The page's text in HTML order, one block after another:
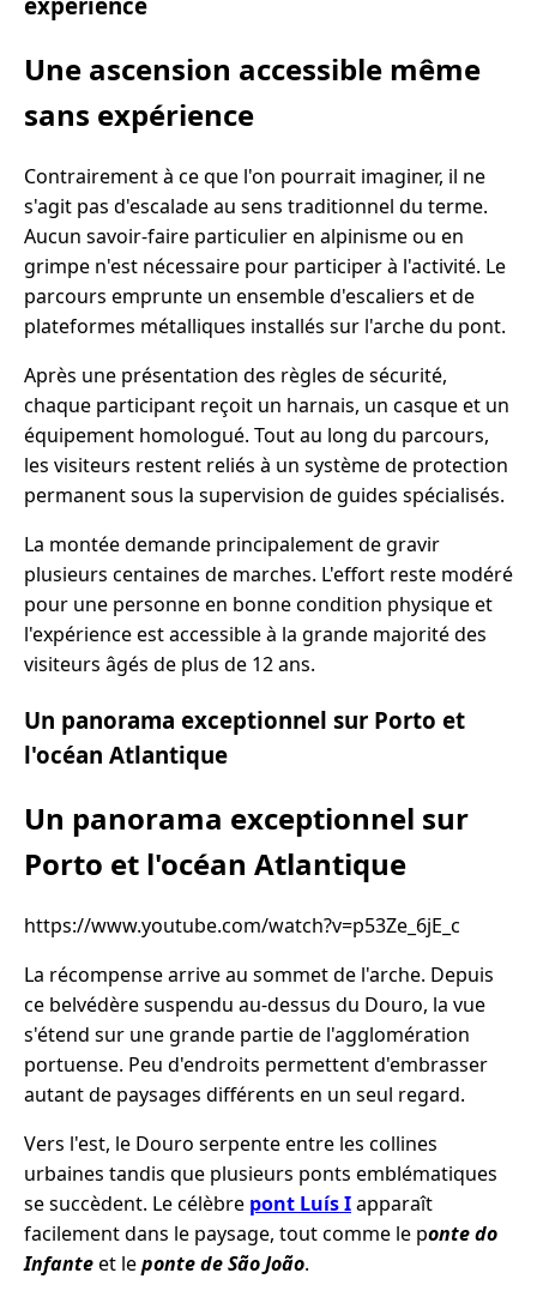
Une ascension accessible même
sans expérience
Contrairement à ce que l'on pourrait imaginer, il ne
s'agit pas d'escalade au sens traditionnel du terme.
Aucun savoir-faire particulier en alpinisme ou en
grimpe n'est nécessaire pour participer à l'activité. Le
parcours emprunte un ensemble d'escaliers et de
plateformes métalliques installés sur l'arche du pont.
Après une présentation des règles de sécurité,
chaque participant reçoit un harnais, un casque et un
équipement homologué. Tout au long du parcours,
les visiteurs restent reliés à un système de protection
permanent sous la supervision de guides spécialisés.
La montée demande principalement de gravir
plusieurs centaines de marches. L'effort reste modéré
pour une personne en bonne condition physique et
l'expérience est accessible à la grande majorité des
visiteurs âgés de plus de 12 ans.
Un panorama exceptionnel sur Porto et
l'océan Atlantique
Un panorama exceptionnel sur
Porto et l'océan Atlantique
https://www.youtube.com/watch?v=p53Ze_6jE_c
La récompense arrive au sommet de l'arche. Depuis
ce belvédère suspendu au-dessus du Douro, la vue
s'étend sur une grande partie de l'agglomération
portuense. Peu d'endroits permettent d'embrasser
autant de paysages différents en un seul regard.
Vers l'est, le Douro serpente entre les collines
urbaines tandis que plusieurs ponts emblématiques
se succèdent. Le célèbre pont Luís Iapparaît
facilement dans le paysage, tout comme le ponte do
Infanteet leponte de São João.